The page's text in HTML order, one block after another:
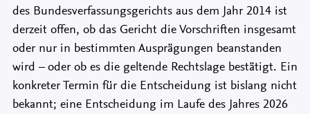
des Bundesverfassungsgerichts aus dem Jahr 2014 ist
derzeit offen, ob das Gericht die Vorschriften insgesamt
oder nur in bestimmten Ausprägungen beanstanden
wird – oder ob es die geltende Rechtslage bestätigt. Ein
konkreter Termin für die Entscheidung ist bislang nicht
bekannt; eine Entscheidung im Laufe des Jahres 2026